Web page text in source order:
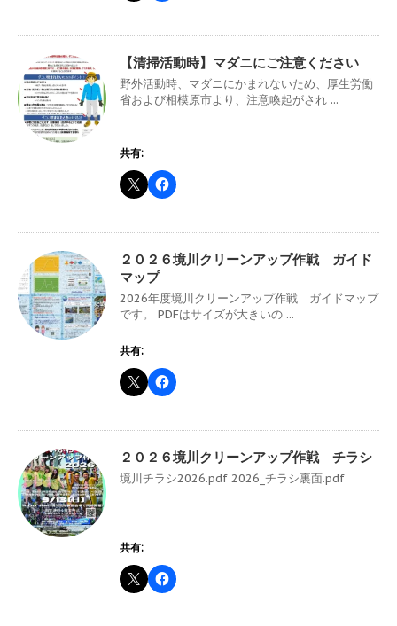
【清掃活動時】マダニにご注意ください
野外活動時、マダニにかまれないため、厚生労働
省および相模原市より、注意喚起がされ ...
共有:
２０２６境川クリーンアップ作戦 ガイド
マップ
2026年度境川クリーンアップ作戦 ガイドマップ
です。 PDFはサイズが大きいの ...
共有:
２０２６境川クリーンアップ作戦 チラシ
境川チラシ2026.pdf 2026_チラシ裏面.pdf
共有: